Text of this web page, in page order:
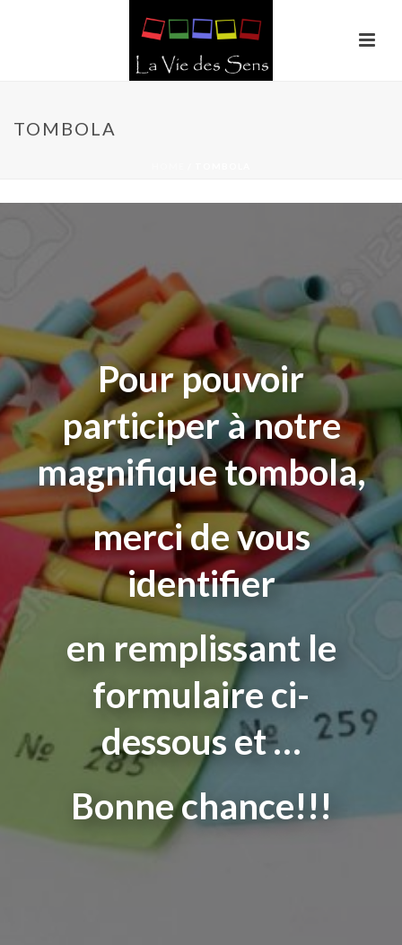
TOMBOLA
Pour pouvoir
participer à notre
magnifique tombola,
merci de vous
identifier
en remplissant le
formulaire ci-
dessous et …
Bonne chance!!!